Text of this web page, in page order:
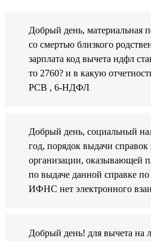
Добрый день, материальная
со смертью близкого
зарплата код вычета ндфл
то 2760? и в какую
РСВ , 6-НДФЛ
Добрый день, социальный
год, порядок выдачи справок
организации, оказывающей
по выдаче данной справке
ИФНС нет электронного
Добрый день! для вычета на